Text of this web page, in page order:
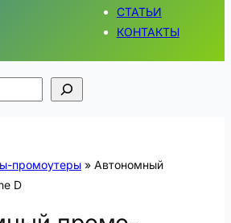
СТАТЬИ
КОНТАКТЫ
промоутеры » Автономный
D